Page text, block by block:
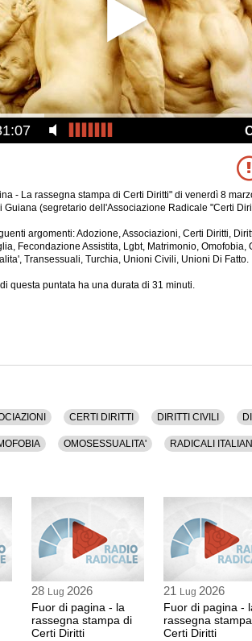
- La rassegna stampa di Certi Diritti" di venerdì 8
Guiana (segretario dell'Associazione Radicale "Certi
argomenti: Adozione, Associazioni, Certi Diritti,
Fecondazione Assistita, Lgbt, Matrimonio, Omofobia,
Transessuali, Turchia, Unioni Civili, Unioni Di Fatto.
questa puntata ha una durata di 31 minuti.
CERTI DIRITTI DIRITTI CIVILI
OMOSESSUALITA' RADICALI
28 Lug 2026
Fuor di pagina - la
rassegna stampa di
Certi Diritti
21 Lug 2026
Fuor di pagina -
rassegna
Certi Diritti